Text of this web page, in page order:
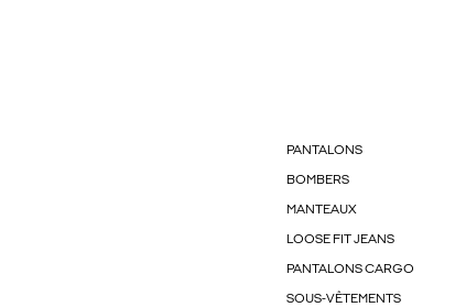
PANTALONS
BOMBERS
MANTEAUX
LOOSE FIT JEANS
PANTALONS CARGO
SOUS-VÊTEMENTS